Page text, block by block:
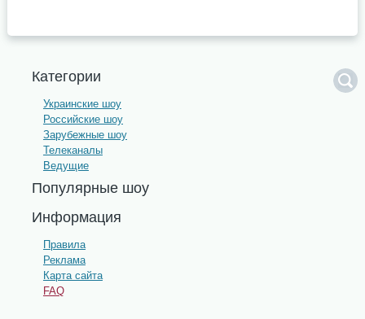
Категории
Украинские шоу
Российские шоу
Зарубежные шоу
Телеканалы
Ведущие
Популярные шоу
Информация
Правила
Реклама
Карта сайта
FAQ